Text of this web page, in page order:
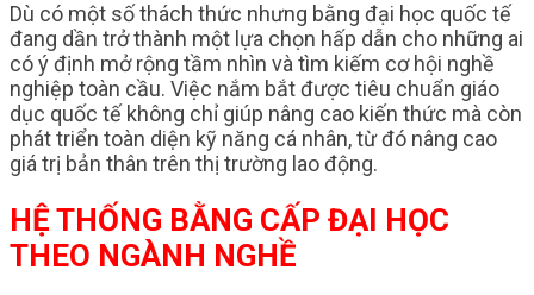
Dù có một số thách thức nhưng bằng đại học quốc tế
đang dần trở thành một lựa chọn hấp dẫn cho những ai
có ý định mở rộng tầm nhìn và tìm kiếm cơ hội nghề
nghiệp toàn cầu. Việc nắm bắt được tiêu chuẩn giáo
dục quốc tế không chỉ giúp nâng cao kiến thức mà còn
phát triển toàn diện kỹ năng cá nhân, từ đó nâng cao
giá trị bản thân trên thị trường lao động.
HỆ THỐNG BẰNG CẤP ĐẠI HỌC
THEO NGÀNH NGHỀ